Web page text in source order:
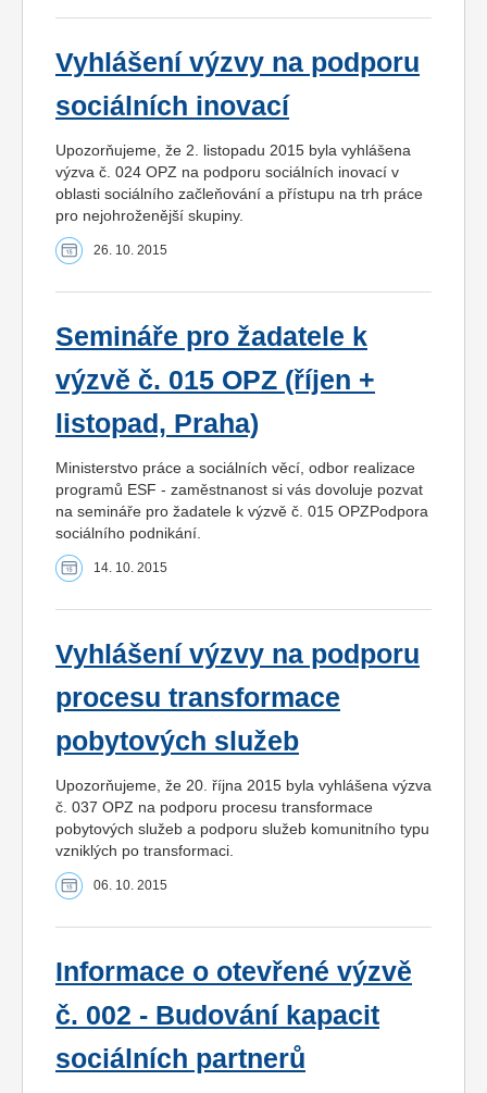
Vyhlášení výzvy na podporu
sociálních inovací
Upozorňujeme, že 2. listopadu 2015 byla vyhlášena
výzva č. 024 OPZ na podporu sociálních inovací v
oblasti sociálního začleňování a přístupu na trh práce
pro nejohroženější skupiny.
26. 10. 2015
Semináře pro žadatele k
výzvě č. 015 OPZ (říjen +
listopad, Praha)
Ministerstvo práce a sociálních věcí, odbor realizace
programů ESF - zaměstnanost si vás dovoluje pozvat
na semináře pro žadatele k výzvě č. 015 OPZPodpora
sociálního podnikání.
14. 10. 2015
Vyhlášení výzvy na podporu
procesu transformace
pobytových služeb
Upozorňujeme, že 20. října 2015 byla vyhlášena výzva
č. 037 OPZ na podporu procesu transformace
pobytových služeb a podporu služeb komunitního typu
vzniklých po transformaci.
06. 10. 2015
Informace o otevřené výzvě
č. 002 - Budování kapacit
sociálních partnerů